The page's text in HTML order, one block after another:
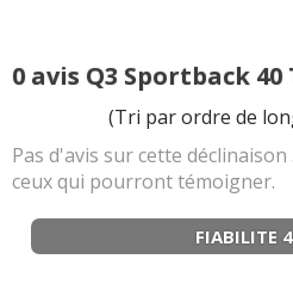
0 avis Q3 Sportback 40
(Tri par ordre de
Pas d'avis sur cette
ceux qui pourront témoigner.
FIABILITE